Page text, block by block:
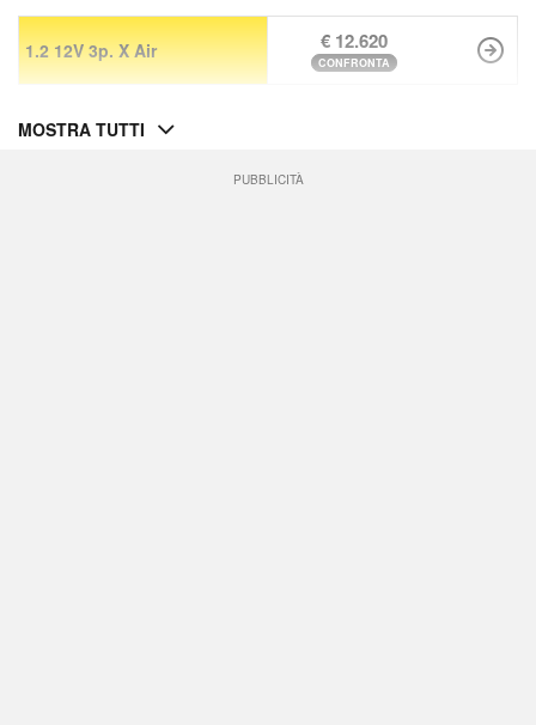
1.2 12V 3p. X Air € 12.620
CONFRONTA
MOSTRA TUTTI
PUBBLICITÀ